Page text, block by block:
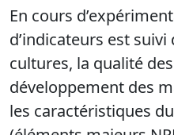
En cours
d’indicateurs est suivi
cultures, la qualité
développement des
les caractéristiques du